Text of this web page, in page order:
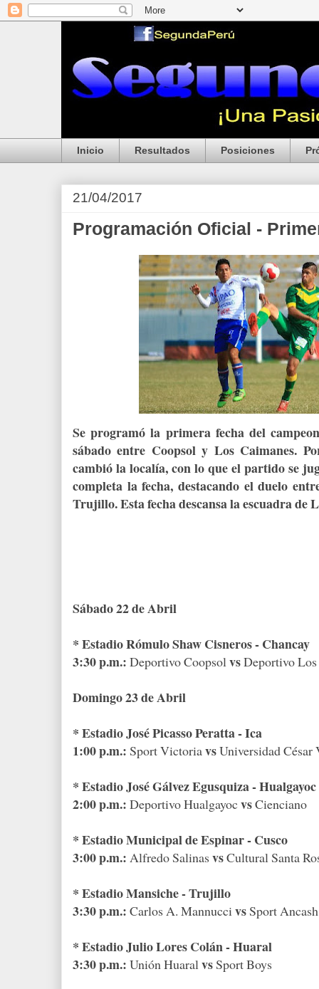
Inicio Resultados Posiciones
21/04/2017
Programación Oficial -
Se programó la primera fecha del
sábado entre Coopsol y Los Caimanes.
cambió la localía, con lo que el partido se
completa la fecha, destacando el duelo
Trujillo. Esta fecha descansa la escuadra de
Sábado 22 de Abril
* Estadio Rómulo Shaw Cisneros - Chancay
3:30 p.m.: Deportivo Coopsol vsDeportivo
Domingo 23 de Abril
* Estadio José Picasso Peratta - Ica
1:00 p.m.: Sport VictoriavsUniversidad César
* Estadio José Gálvez Egusquiza - Hualgayoc
2:00 p.m.: Deportivo HualgayocvsCienciano
* Estadio Municipal de Espinar - Cusco
3:00 p.m.: Alfredo SalinasvsCultural Santa
* Estadio Mansiche - Trujillo
3:30 p.m.: Carlos A. Mannucci vsSport
* Estadio Julio Lores Colán - Huaral
3:30 p.m.: Unión Huaral vsSport Boys